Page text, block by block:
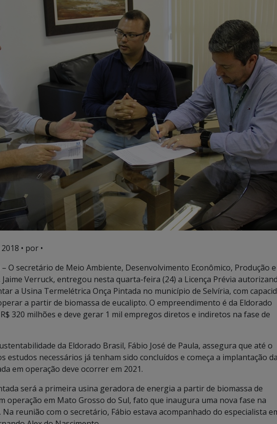
• por •
– O secretário de Meio Ambiente, Desenvolvimento Econômico, Produção e
Verruck, entregou nesta quarta-feira (24) a Licença Prévia
a Usina Termelétrica Onça Pintada no município de Selvíria, com
a partir de biomassa de eucalipto. O empreendimento é da Eldorado
320 milhões e deve gerar 1 mil empregos diretos e indiretos na fase de
da Eldorado Brasil, Fábio José de Paula, assegura que até o
estudos necessários já tenham sido concluídos e começa a implantação da
em operação deve ocorrer em 2021.
será a primeira usina geradora de energia a partir de biomassa de
operação em Mato Grosso do Sul, fato que inaugura uma nova fase na
reunião com o secretário, Fábio estava acompanhado do especialista